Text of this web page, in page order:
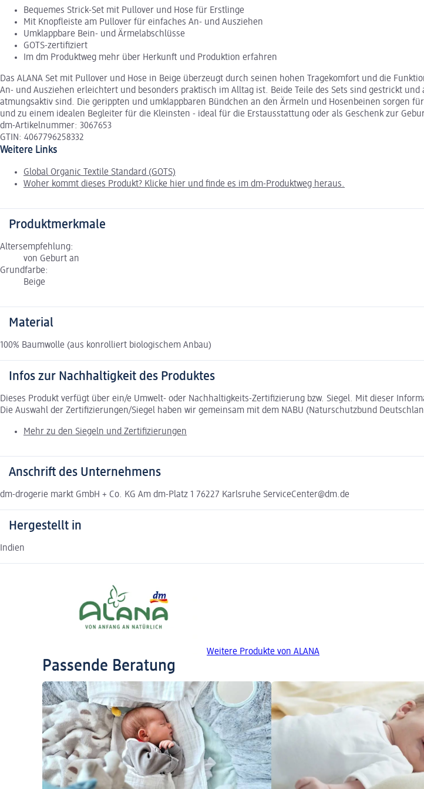
Bequemes Strick-Set mit Pullover und Hose für Erstlinge
Mit Knopfleiste am Pullover für einfaches An- und Ausziehen
Umklappbare Bein- und Ärmelabschlüsse
GOTS-zertifiziert
Im dm Produktweg mehr über Herkunft und Produktion erfahren
Das ALANA Set mit Pullover und Hose in Beige überzeugt durch seinen hohen Tragekomfort und die
An- und Ausziehen erleichtert und besonders praktisch im Alltag ist. Beide Teile des Sets sind gestrickt
atmungsaktiv sind. Die gerippten und umklappbaren Bündchen an den Ärmeln und Hosenbeinen sorgen
und zu einem idealen Begleiter für die Kleinsten - ideal für die Erstausstattung oder als Geschenk zur
dm-Artikelnummer: 3067653
GTIN: 4067796258332
Weitere Links
Global Organic Textile Standard (GOTS)
Woher kommt dieses Produkt? Klicke hier und finde es im dm-Produktweg heraus.
Produktmerkmale
Altersempfehlung:
von Geburt an
Grundfarbe:
Beige
Material
100% Baumwolle (aus konrolliert biologischem Anbau)
Infos zur Nachhaltigkeit des Produktes
Dieses Produkt verfügt über ein/e Umwelt- oder Nachhaltigkeits-Zertifizierung bzw. Siegel. Mit dieser
Die Auswahl der Zertifizierungen/Siegel haben wir gemeinsam mit dem NABU (Naturschutzbund
Mehr zu den Siegeln und Zertifizierungen
Anschrift des Unternehmens
dm-drogerie markt GmbH + Co. KG Am dm-Platz 1 76227 Karlsruhe ServiceCenter@dm.de
Hergestellt in
Indien
Weitere Produkte von ALANA
Passende Beratung